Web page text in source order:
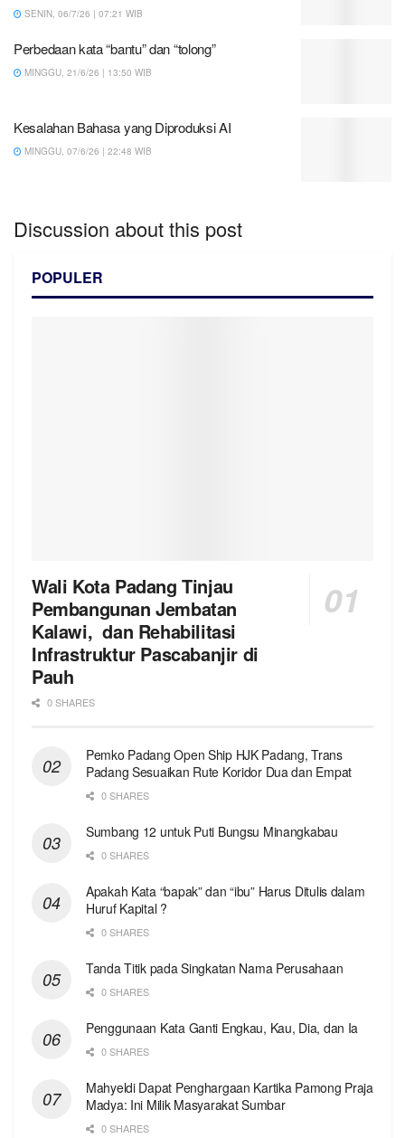
SENIN, 06/7/26 | 07:21 WIB
Perbedaan kata “bantu” dan “tolong”
MINGGU, 21/6/26 | 13:50 WIB
Kesalahan Bahasa yang Diproduksi AI
MINGGU, 07/6/26 | 22:48 WIB
Discussion about this post
POPULER
Wali Kota Padang Tinjau
Pembangunan Jembatan
Kalawi, dan Rehabilitasi
Infrastruktur Pascabanjir di
Pauh
0 SHARES
Pemko Padang Open Ship HJK Padang, Trans
Padang Sesuaikan Rute Koridor Dua dan Empat
0 SHARES
Sumbang 12 untuk Puti Bungsu Minangkabau
0 SHARES
Apakah Kata “bapak” dan “ibu” Harus Ditulis dalam
Huruf Kapital ?
0 SHARES
Tanda Titik pada Singkatan Nama Perusahaan
0 SHARES
Penggunaan Kata Ganti Engkau, Kau, Dia, dan Ia
0 SHARES
Mahyeldi Dapat Penghargaan Kartika Pamong Praja
Madya: Ini Milik Masyarakat Sumbar
0 SHARES